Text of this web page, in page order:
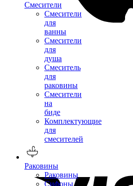
Смесители
Смесители
для
ванны
Смесители
для
душа
Смеситель
для
раковины
Смесители
на
биде
Комплектующие
для
смесителей
Раковины
Раковины
Сифоны